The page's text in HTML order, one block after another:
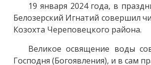
19 января 2024 года, в
Белозерский Игнатий совершил
Козохта Череповецкого района.
Великое освящение воды
Господня (Богоявления), и в сам